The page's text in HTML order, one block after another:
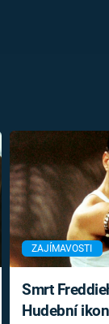
ZAJÍMAVOSTI
Smrt
Hudební